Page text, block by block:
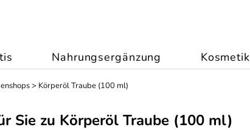
Nahrungsergänzung Kosmetik
> Körperöl Traube (100 ml)
Sie zu Körperöl Traube (100 ml)